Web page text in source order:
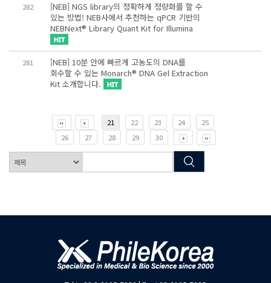
282
[NEB] NGS library의 정확하게 정량화를 할 수
있는 방법! NEB사에서 추천하는 qPCR 기반의
NEBNext® Library Quant Kit for Illumina
281
[NEB] 10분 안에 빠르게 고농도의 DNA를
회수할 수 있는 Monarch® DNA Gel Extraction
Kit 소개합니다.
21 22 23 24
25
26
27 28 29 30